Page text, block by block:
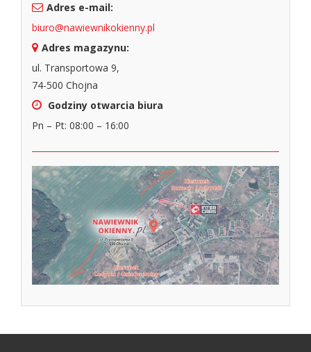
Adres e-mail:
biuro@nawiewnikokienny.pl
Adres magazynu:
ul. Transportowa 9,
74-500 Chojna
Godziny otwarcia biura
Pn – Pt: 08:00 – 16:00